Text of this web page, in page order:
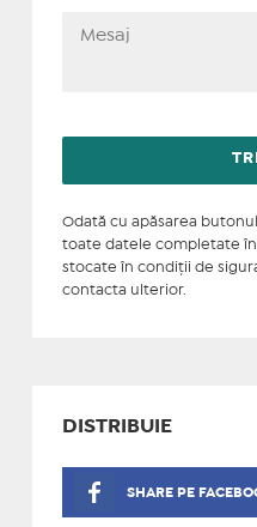
Odată cu apăsarea
toate datele completate în
stocate în condiţii de
contacta ulterior.
DISTRIBUIE
SHARE PE